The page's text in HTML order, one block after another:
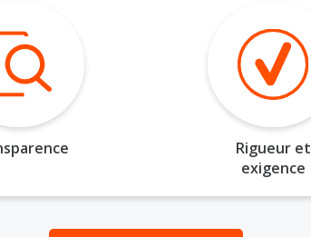
Rigueur et
exigence